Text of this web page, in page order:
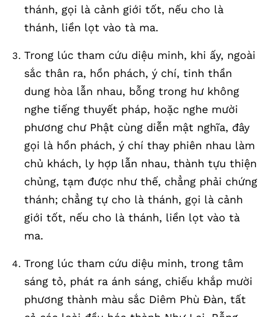
thánh, gọi là cảnh giới tốt, nếu cho là
thánh, liền lọt vào tà ma.
Trong lúc tham cứu diệu minh, khi ấy, ngoài
sắc thân ra, hồn phách, ý chí, tinh thần
dung hòa lẫn nhau, bỗng trong hư không
nghe tiếng thuyết pháp, hoặc nghe mười
phương chư Phật cùng diễn mật nghĩa, đây
gọi là hồn phách, ý chí thay phiên nhau làm
chủ khách, ly hợp lẫn nhau, thành tựu thiện
chủng, tạm được như thế, chẳng phải chứng
thánh; chẳng tự cho là thánh, gọi là cảnh
giới tốt, nếu cho là thánh, liền lọt vào tà
ma.
Trong lúc tham cứu diệu minh, trong tâm
sáng tỏ, phát ra ánh sáng, chiếu khắp mười
phương thành màu sắc Diêm Phù Đàn, tất